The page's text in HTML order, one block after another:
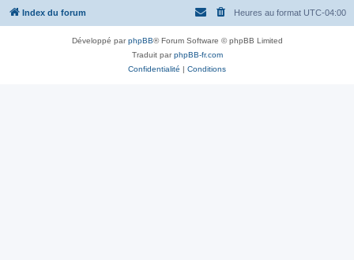
Index du forum Heures au format UTC-04:00
Développé parphpBB® Forum Software © phpBB Limited
Traduit parphpBB-fr.com
Confidentialité | Conditions